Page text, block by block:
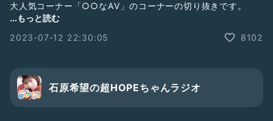
大人気コーナー「○○なAV」のコーナーの切り抜きです。
ふつおたやコーナーメールは随時絶賛募集中！
https://radiotalk.jp/profile/677470/questions/create
...もっと読む
2023-07-12 22:30:05
8102
石原希望の超HOPEちゃんラジオ